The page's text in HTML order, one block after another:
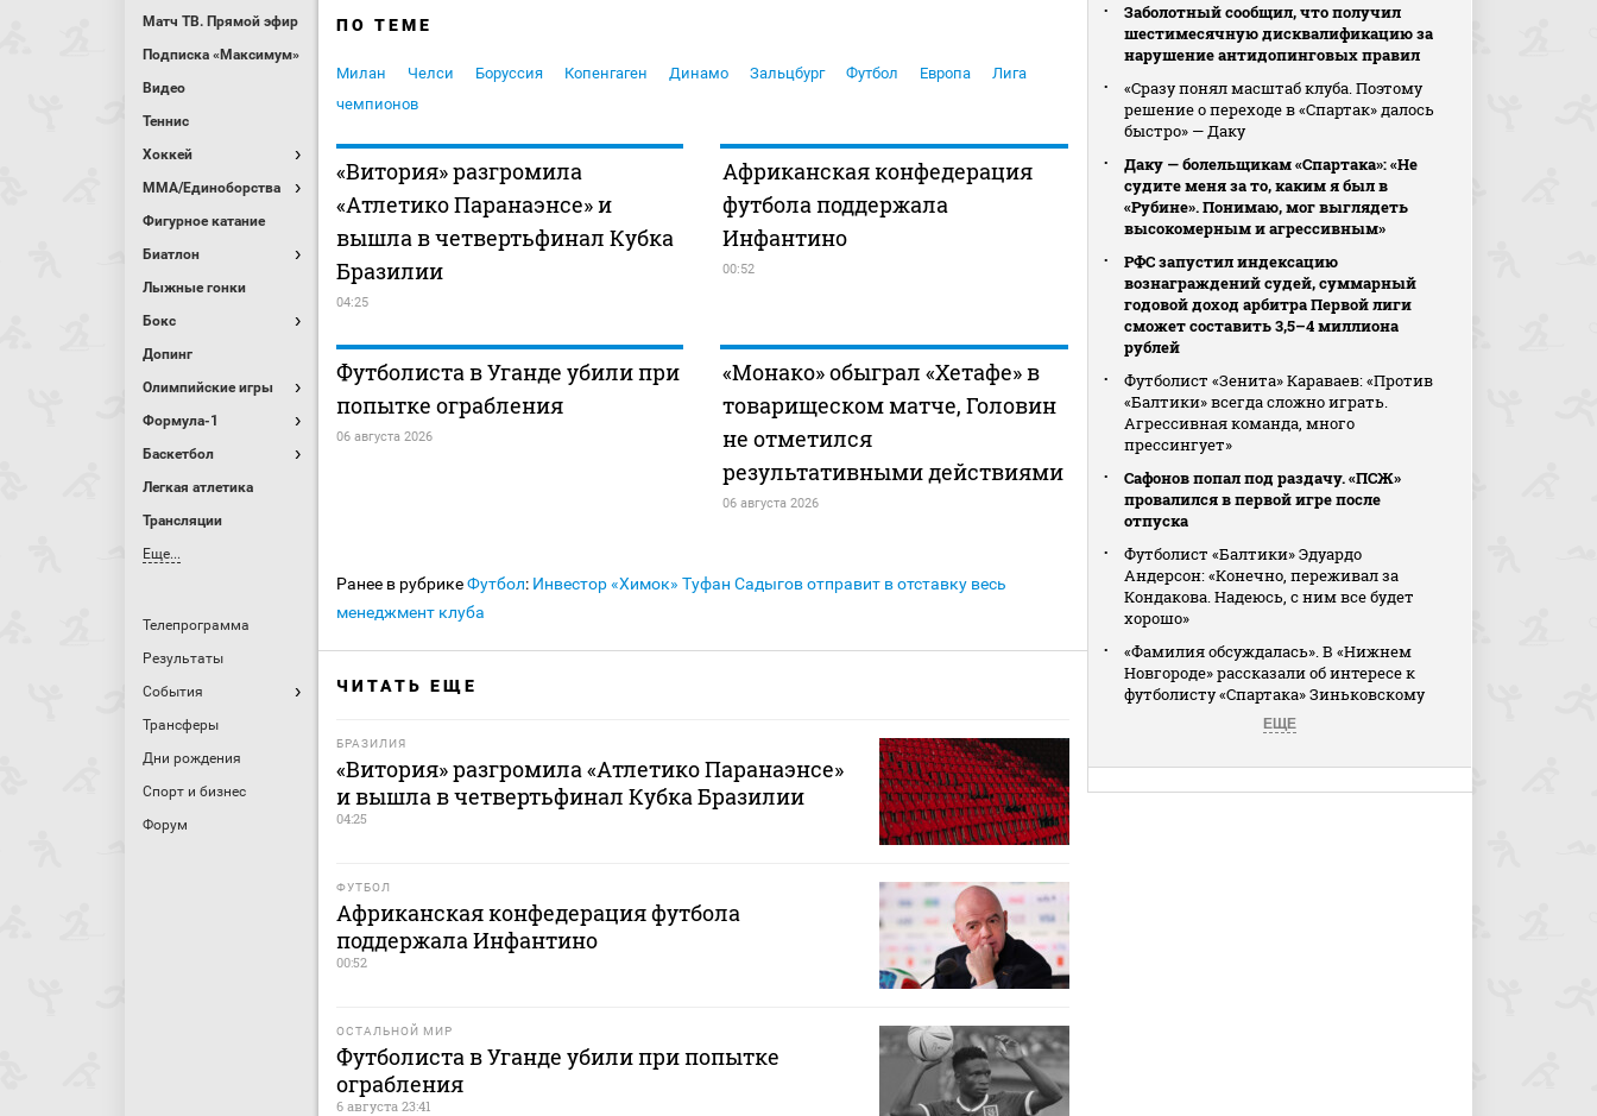
Матч ТВ. Прямой эфир
Подписка «Максимум»
Видео
Теннис
Хоккей
MMA/Единоборства
Фигурное катание
Биатлон
Лыжные гонки
Бокс
Допинг
Олимпийские игры
Формула-1
Баскетбол
Легкая атлетика
Трансляции
Еще...
Телепрограмма
Результаты
События
Трансферы
Дни рождения
Спорт и бизнес
Форум
ПО ТЕМЕ
Милан Челси Боруссия Копенгаген Динамо Зальцбург Футбол Европа
Лига
чемпионов
«Витория» разгромила
«Атлетико Паранаэнсе» и
вышла в четвертьфинал Кубка
Бразилии
04:25
Африканская конфедерация
футбола поддержала
Инфантино
00:52
Футболиста в Уганде убили при
попытке ограбления
06 августа 2026
«Монако» обыграл «Хетафе» в
товарищеском матче, Головин
не отметился
результативными действиями
06 августа 2026
Ранее в рубрикеФутбол: Инвестор «Химок» Туфан Садыгов отправит в отставку весь
менеджмент клуба
ЧИТАТЬ ЕЩЕ
БРАЗИЛИЯ
«Витория» разгромила «Атлетико Паранаэнсе»
и вышла в четвертьфинал Кубка Бразилии
04:25
ФУТБОЛ
Африканская конфедерация футбола
поддержала Инфантино
00:52
ОСТАЛЬНОЙ МИР
Футболиста в Уганде убили при попытке
ограбления
6 августа 23:41
Заболотный сообщил, что получил
шестимесячную дисквалификацию за
нарушение антидопинговых правил
«Сразу понял масштаб клуба. Поэтому
решение о переходе в «Спартак» далось
быстро» — Даку
Даку — болельщикам «Спартака»: «Не
судите меня за то, каким я был в
«Рубине». Понимаю, мог выглядеть
высокомерным и агрессивным»
РФС запустил индексацию
вознаграждений судей, суммарный
годовой доход арбитра Первой лиги
сможет составить 3,5–4 миллиона
рублей
Футболист «Зенита» Караваев: «Против
«Балтики» всегда сложно играть.
Агрессивная команда, много
прессингует»
Сафонов попал под раздачу. «ПСЖ»
провалился в первой игре после
отпуска
Футболист «Балтики» Эдуардо
Андерсон: «Конечно, переживал за
Кондакова. Надеюсь, с ним все будет
хорошо»
«Фамилия обсуждалась». В «Нижнем
Новгороде» рассказали об интересе к
футболисту «Спартака» Зиньковскому
ЕЩЕ